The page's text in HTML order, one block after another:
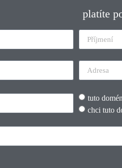
platíte
tuto
chci tuto